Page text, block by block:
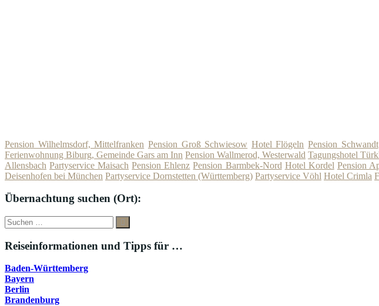
Pension Wilhelmsdorf, Mittelfranken Pension Groß Schwiesow Hotel Flögeln Pension Schwandt
Ferienwohnung Biburg, Gemeinde Gars am Inn Pension Wallmerod, Westerwald Tagungshotel
Allensbach Partyservice Maisach Pension Ehlenz Pension Barmbek-Nord Hotel Kordel Pension
Deisenhofen bei München Partyservice Dornstetten (Württemberg) Partyservice Vöhl Hotel Crimla
Übernachtung suchen (Ort):
Suche
nach:
Suchen
Reiseinformationen und Tipps für …
Baden-Württemberg
Bayern
Berlin
Brandenburg